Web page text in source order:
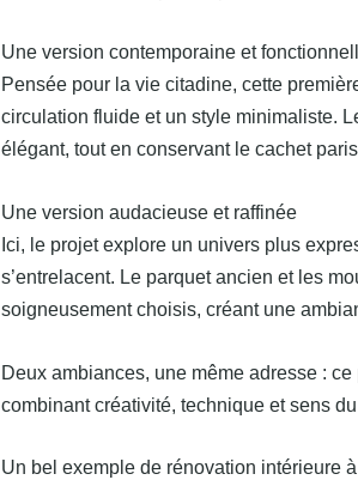
Une version contemporaine et
Pensée pour la vie citadine, cette
circulation fluide et un style minimaliste.
élégant, tout en conservant le cachet
Une version audacieuse et raffinée
Ici, le projet explore un univers plus
s’entrelacent. Le parquet ancien et les
soigneusement choisis, créant une
Deux ambiances, une même adresse :
combinant créativité, technique et sens
Un bel exemple de rénovation intérieure